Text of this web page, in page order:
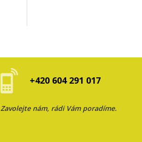
+420 604 291 017
Zavolejte nám, rádi Vám poradíme.